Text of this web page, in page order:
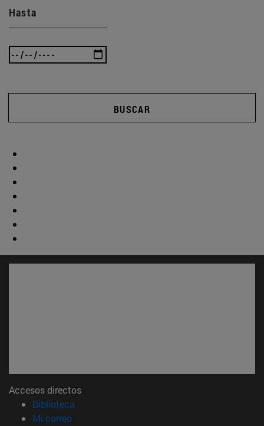
Hasta
BUSCAR
Accesos directos
Biblioteca
Mi correo(abre en nueva ventana)